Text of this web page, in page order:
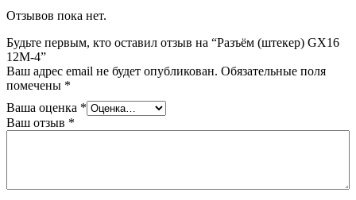
Отзывов пока нет.
Будьте первым, кто оставил отзыв на “Разъём (штекер) GX16
12M-4”
Ваш адрес email не будет опубликован. Обязательные поля
помечены *
Ваша оценка *
Ваш отзыв *